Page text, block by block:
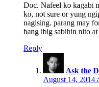
Doc. Nafeel ko kagabi
ko, not sure or yung
nagising. parang may
bang ibig sabihin nito
Reply
Ask the
August 14, 2014